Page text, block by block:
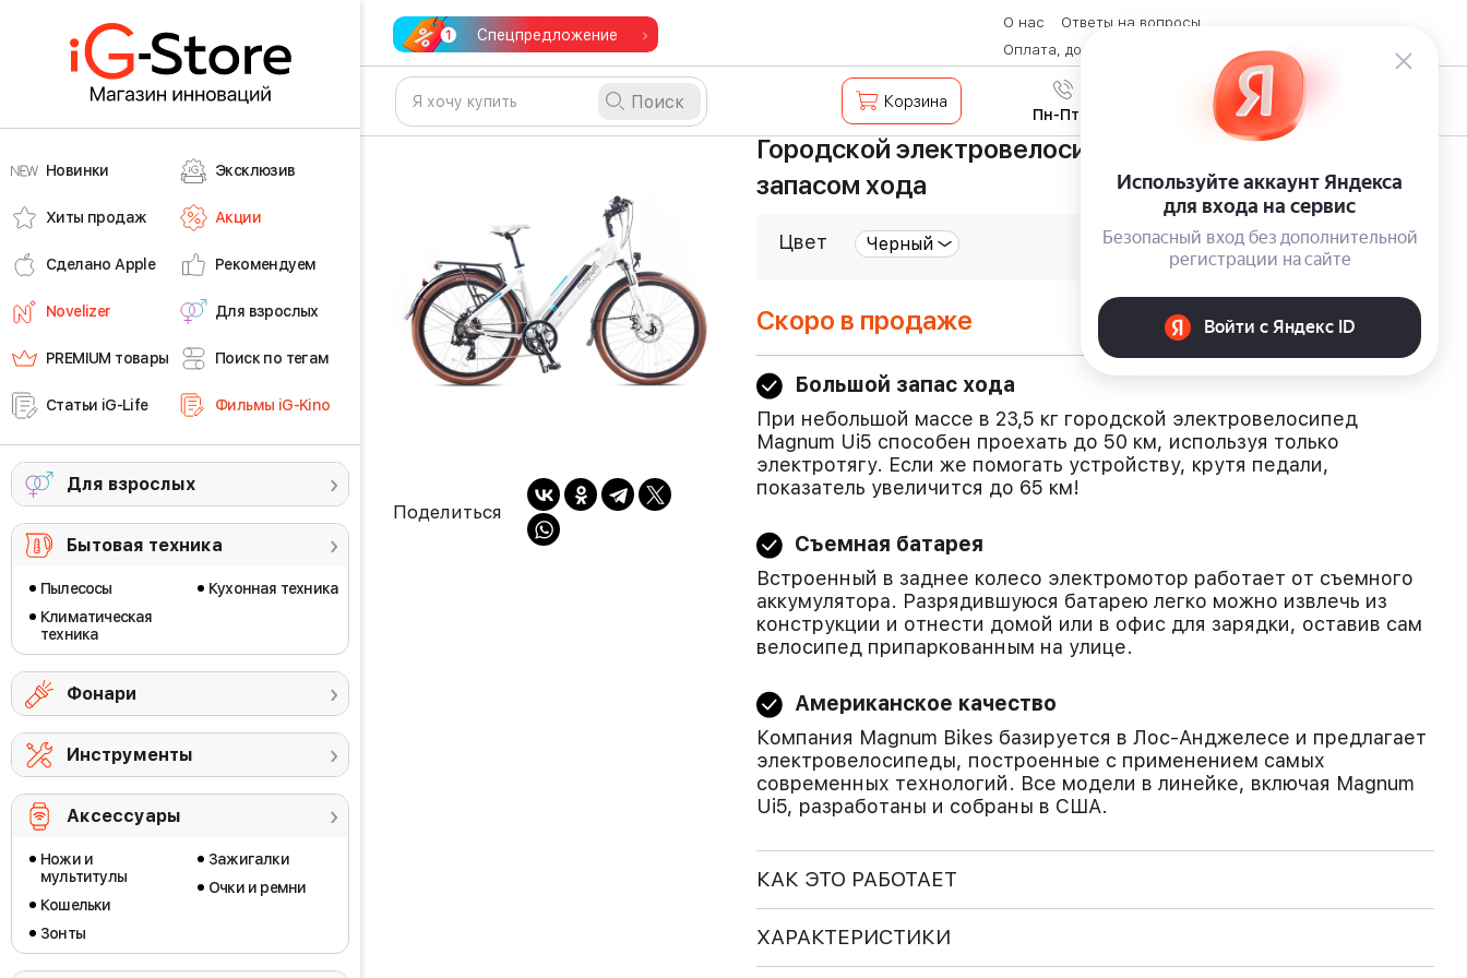
Новинки Эксклюзив
Хиты продаж Акции
Сделано Apple Рекомендуем
Novelizer Для взрослых
PREMIUM товары Поиск по тегам
Статьи iG-Life Фильмы iG-Kino
Для взрослых
Бытовая техника
Пылесосы
Климатическая
техника
Кухонная техника
Фонари
Инструменты
Аксессуары
Ножи и
мультитулы
Кошельки
Зонты
Зажигалки
Очки и ремни
Спецпредложение
О нас
Ответы на вопросы
Оплата, доставка и возврат товара
Контакты
Поиск Корзина 8 (800) 600-28-07
Пн-Пт с 9:00 до 19:00
Поделиться
Городской электровелосипед Magnum Ui5 с большим
запасом хода
Цвет
Скоро в продаже
Большой запас хода
При небольшой массе в 23,5 кг городской электровелосипед
Magnum Ui5 способен проехать до 50 км, используя только
электротягу. Если же помогать устройству, крутя педали,
показатель увеличится до 65 км!
Съемная батарея
Встроенный в заднее колесо электромотор работает от съемного
аккумулятора. Разрядившуюся батарею легко можно извлечь из
конструкции и отнести домой или в офис для зарядки, оставив сам
велосипед припаркованным на улице.
Американское качество
Компания Magnum Bikes базируется в Лос-Анджелесе и предлагает
электровелосипеды, построенные с применением самых
современных технологий. Все модели в линейке, включая Magnum
Ui5, разработаны и собраны в США.
КАК ЭТО РАБОТАЕТ
ХАРАКТЕРИСТИКИ